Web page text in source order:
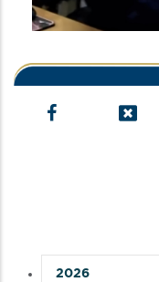
2026